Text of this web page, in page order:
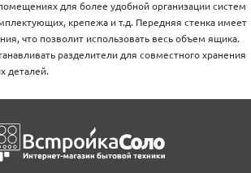
для более удобной организации систем
крепежа и т.д. Передняя стенка имеет
что позволит использовать весь объем ящика.
разделители для совместного хранения
деталей.